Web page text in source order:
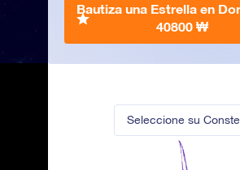
Seleccione su
Bautiza una Estrella en
40800 ₩